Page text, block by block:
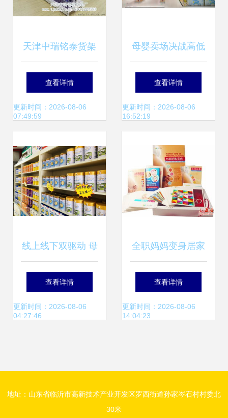
天津中瑞铭泰货架
厂 一站式货架供
应，铸就超市与母
查看详情
更新时间：2026-08-06
07:49:59
母婴卖场决战高低
的关键 选址中的业
态解析
查看详情
更新时间：2026-08-06
16:52:19
线上线下双驱动 母
婴门店玩转私域流
量的实战策略
查看详情
更新时间：2026-08-06
04:27:46
全职妈妈变身居家
创业家 孕婴用品代
理，不出门也能掘
查看详情
更新时间：2026-08-06
14:04:23
地址：山东省临沂市高新技术产业开发区罗西街道孙家岑石村村委北
30米